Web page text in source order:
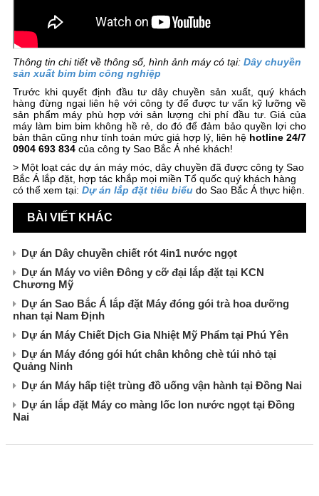
Thông tin chi tiết về thông số, hình ảnh máy có tại: Dây chuyền
sản xuất bim bim công nghiệp
Trước khi quyết định đầu tư dây chuyền sản xuất, quý khách
hàng đừng ngại liên hệ với công ty để được tư vấn kỹ lưỡng về
sản phẩm máy phù hợp với sản lượng chi phí đầu tư. Giá của
máy làm bim bim không hề rẻ, do đó để đảm bảo quyền lợi cho
bản thân cũng như tính toán mức giá hợp lý, liên hệ hotline 24/7
0904 693 834 của công ty Sao Bắc Á nhé khách!
> Một loạt các dự án máy móc, dây chuyền đã được công ty Sao
Bắc Á lắp đặt, hợp tác khắp mọi miền Tổ quốc quý khách hàng
có thể xem tại: Dự án lắp đặt tiêu biểu do Sao Bắc Á thực hiện.
BÀI VIẾT KHÁC
Dự án Dây chuyền chiết rót 4in1 nước ngọt
Dự án Máy vo viên Đông y cỡ đại lắp đặt tại KCN
Chương Mỹ
Dự án Sao Bắc Á lắp đặt Máy đóng gói trà hoa dưỡng
nhan tại Nam Định
Dự án Máy Chiết Dịch Gia Nhiệt Mỹ Phẩm tại Phú Yên
Dự án Máy đóng gói hút chân không chè túi nhỏ tại
Quảng Ninh
Dự án Máy hấp tiệt trùng đồ uống vận hành tại Đồng Nai
Dự án lắp đặt Máy co màng lốc lon nước ngọt tại Đồng
Nai